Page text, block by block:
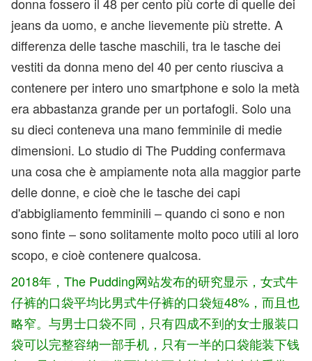
jeans da uomo, e anche lievemente più strette. A
differenza delle tasche maschili, tra le tasche dei
vestiti da donna meno del 40 per cento riusciva a
contenere per intero uno smartphone e solo la metà
era abbastanza grande per un portafogli. Solo una
su dieci conteneva una mano femminile di medie
dimensioni. Lo studio di The Pudding confermava
una cosa che è ampiamente nota alla maggior parte
delle donne, e cioè che le tasche dei capi
d'abbigliamento femminili – quando ci sono e non
sono finte – sono solitamente molto poco utili al loro
scopo, e cioè contenere qualcosa.
2018年，The Pudding网站发布的研究显示，女式牛
仔裤的口袋平均比男式牛仔裤的口袋短48%，而且也
略窄。与男士口袋不同，只有四成不到的女士服装口
袋可以完整容纳一部手机，只有一半的口袋能装下钱